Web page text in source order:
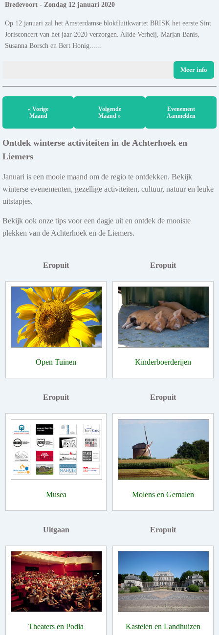
Bredevoort - Zondag 12 januari 2020
Op 12 januari zal het Amsterdamse blokfluitkwartet BRISK het eerste Sint
Jorisconcert van het jaar 2020 verzorgen. Alide Verheij, Marjan Banis,
Susanna Borsch en Bert Honig......
Meer info
« Vorige
Maand
Volgende
Maand »
Evenement
Aanmelden
Ontdek winterse activiteiten in de Achterhoek en
Liemers
Januari is een mooie maand om de regio te ontdekken. Bekijk
winterse evenementen, gezellige activiteiten, cultuur, natuur en leuke
uitstapjes.
Bekijk ook onze tips voor een dagje uit en ontdek de mooiste
plekken van de Achterhoek en de Liemers.
Eropuit
Open Tuinen
Eropuit
Kinderboerderijen
Eropuit
Musea
Eropuit
Molens en Gemalen
Uitgaan
Theaters en Podia
Eropuit
Kastelen en Landhuizen